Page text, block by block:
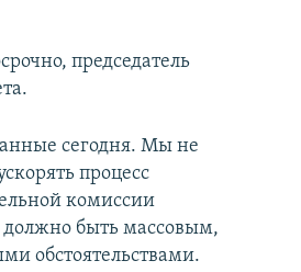
председатель
сегодня. Мы не
процесс
комиссии
должно быть массовым,
обстоятельствами.